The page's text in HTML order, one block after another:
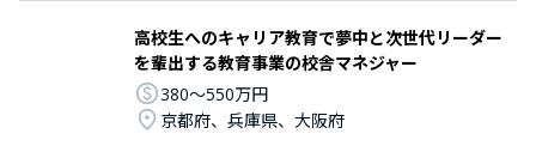
高校生へのキャリア教育で夢中と次世代リーダー
を輩出する教育事業の校舎マネジャー
380〜550万円
京都府、兵庫県、大阪府